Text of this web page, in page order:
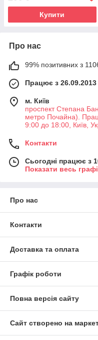
Купити
Про нас
99% позитивних з 1106
Працює з 26.09.2013
м. Київ
проспект Степана
метро Почайна).
9:00 до 18:00, Київ,
Контакти
Сьогодні працює з
Показати весь
Про нас
Контакти
Доставка та оплата
Графік роботи
Повна версія сайту
Сайт створено на